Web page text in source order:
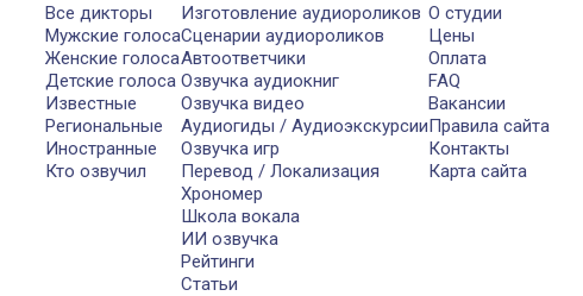
Все дикторы
Мужские голоса
Женские голоса
Детские голоса
Известные
Региональные
Иностранные
Кто озвучил
Изготовление аудиороликов
Сценарии аудиороликов
Автоответчики
Озвучка аудиокниг
Озвучка видео
Аудиогиды / Аудиоэкскурсии
Озвучка игр
Перевод / Локализация
Хрономер
Школа вокала
ИИ озвучка
Рейтинги
Статьи
О студии
Цены
Оплата
FAQ
Вакансии
Правила сайта
Контакты
Карта сайта